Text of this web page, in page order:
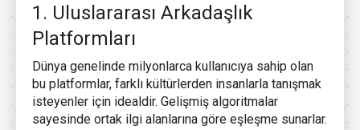
1. Uluslararası Arkadaşlık
Platformları
Dünya genelinde milyonlarca kullanıcıya sahip olan
bu platformlar, farklı kültürlerden insanlarla tanışmak
isteyenler için idealdir. Gelişmiş algoritmalar
sayesinde ortak ilgi alanlarına göre eşleşme sunarlar.